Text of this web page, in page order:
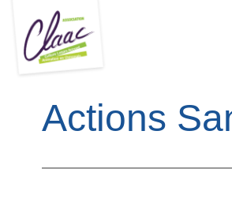
contenu
Actions